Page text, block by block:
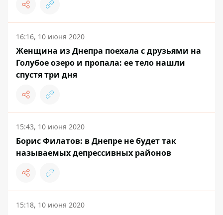
16:16, 10 июня 2020
Женщина из Днепра поехала с друзьями на
Голубое озеро и пропала: ее тело нашли
спустя три дня
15:43, 10 июня 2020
Борис Филатов: в Днепре не будет так
называемых депрессивных районов
15:18, 10 июня 2020